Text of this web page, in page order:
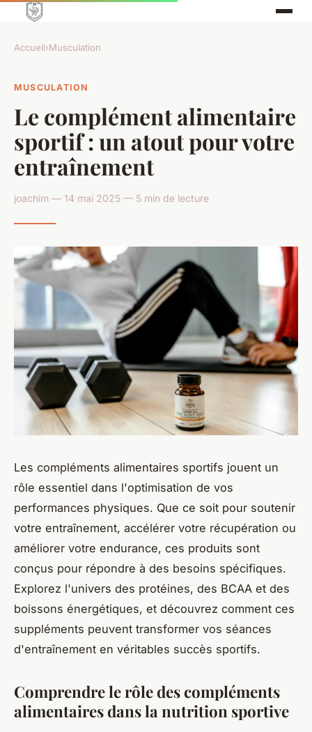
Accueil›Musculation
MUSCULATION
Le complément alimentaire
sportif : un atout pour votre
entraînement
joachim — 14 mai 2025 — 5 min de lecture
Les compléments alimentaires sportifs jouent un
rôle essentiel dans l'optimisation de vos
performances physiques. Que ce soit pour soutenir
votre entraînement, accélérer votre récupération ou
améliorer votre endurance, ces produits sont
conçus pour répondre à des besoins spécifiques.
Explorez l'univers des protéines, des BCAA et des
boissons énergétiques, et découvrez comment ces
suppléments peuvent transformer vos séances
d'entraînement en véritables succès sportifs.
Comprendre le rôle des compléments
alimentaires dans la nutrition sportive